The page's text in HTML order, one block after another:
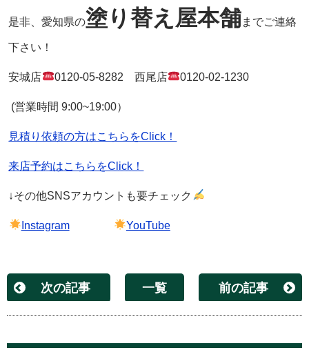
是非、愛知県の塗り替え屋本舗までご連絡
下さい！
安城店 0120-05-8282 西尾店 0120-02-1230
(営業時間 9:00~19:00）
見積り依頼の方はこちらをClick！
来店予約はこちらをClick！
↓その他SNSアカウントも要チェック
Instagram YouTube
次の記事 一覧 前の記事